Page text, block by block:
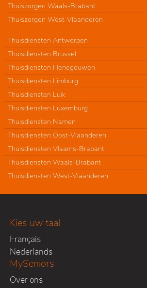
Thuiszorgen Waals-Brabant
Thuiszorgen West-Vlaanderen
Thuisdiensten Antwerpen
Thuisdiensten Brussel
Thuisdiensten Henegouwen
Thuisdiensten Limburg
Thuisdiensten Luik
Thuisdiensten Luxemburg
Thuisdiensten Namen
Thuisdiensten Oost-Vlaanderen
Thuisdiensten Vlaams-Brabant
Thuisdiensten Waals-Brabant
Thuisdiensten West-Vlaanderen
Kies uw taal
Français
Nederlands
MySeniors
Over ons